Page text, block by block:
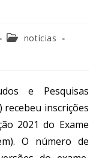
notícias
e Pesquisas
recebeu inscrições
2021 do Exame
O número de